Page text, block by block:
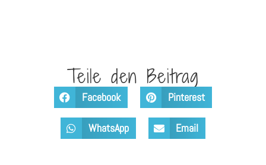
Teile den Beitrag
Facebook Pinterest
WhatsApp Email